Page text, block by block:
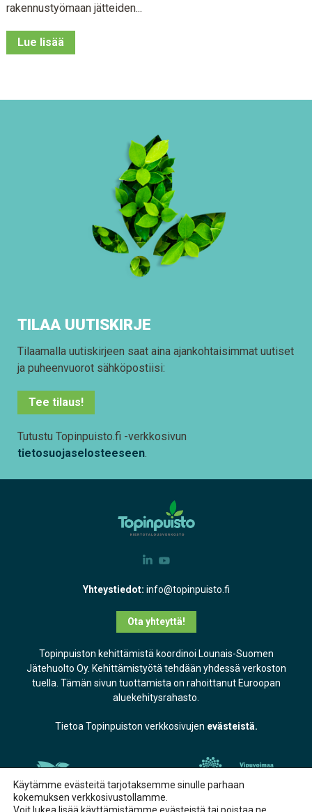
rakennustyömaan jätteiden...
Lue lisää
TILAA UUTISKIRJE
Tilaamalla uutiskirjeen saat aina ajankohtaisimmat uutiset
ja puheenvuorot sähköpostiisi:
Tee tilaus!
Tutustu Topinpuisto.fi -verkkosivun
tietosuojaselosteeseen.
Yhteystiedot: info@topinpuisto.fi
Ota yhteyttä!
Topinpuiston kehittämistä koordinoi Lounais-Suomen
Jätehuolto Oy. Kehittämistyötä tehdään yhdessä verkoston
tuella. Tämän sivun tuottamista on rahoittanut Euroopan
aluekehitysrahasto.
Tietoa Topinpuiston verkkosivujen evästeistä.
Käytämme evästeitä tarjotaksemme sinulle parhaan
kokemuksen verkkosivustollamme.